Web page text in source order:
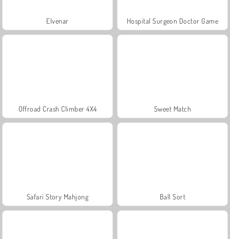
Elvenar Hospital Surgeon Doctor Game
Offroad Crash Climber 4X4 Sweet Match
Safari Story Mahjong Ball Sort